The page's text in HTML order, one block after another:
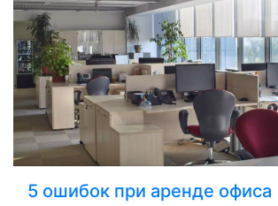
5 ошибок при аренде офиса